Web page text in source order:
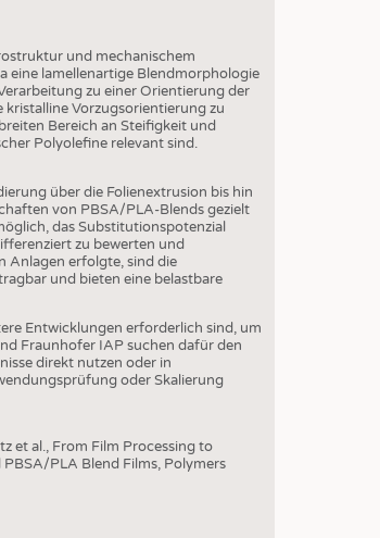
und mechanischem
eine lamellenartige Blendmorphologie
zu einer Orientierung der
Vorzugsorientierung zu
Bereich an Steifigkeit und
Polyolefine relevant sind.
über die Folienextrusion bis hin
von PBSA/PLA-Blends gezielt
das Substitutionspotenzial
zu bewerten und
Anlagen erfolgte, sind die
und bieten eine belastbare
Entwicklungen erforderlich sind, um
Fraunhofer IAP suchen dafür den
direkt nutzen oder in
oder Skalierung
et al., From Film Processing to
PLA Blend Films, Polymers